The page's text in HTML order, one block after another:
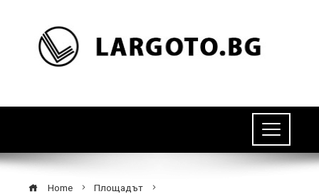
Home
Площадът